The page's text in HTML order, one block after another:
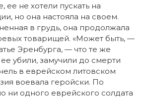
ее не хотели пускать на
но она настояла на своем.
в грудь, она продолжала
товарищей. «Может быть, —
Эренбурга, — что те же
убили, замучили до смерти
в еврейском литовском
воевала геройски. По
ни одного еврейского солдата